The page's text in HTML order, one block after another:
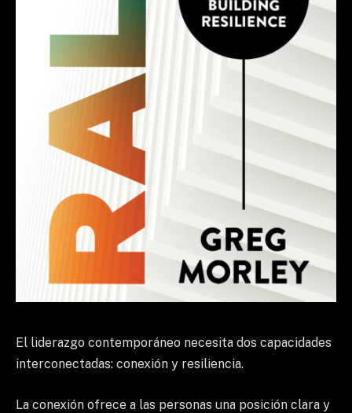
El liderazgo contemporáneo necesita dos capacidades
interconectadas: conexión y resiliencia.
La conexión ofrece a las personas una posición clara y